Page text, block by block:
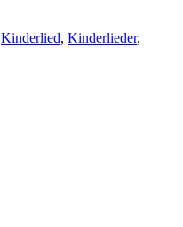
–
Kinderlied, Kinderlieder,